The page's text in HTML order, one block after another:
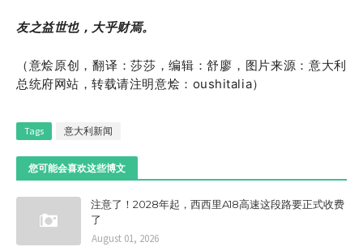
友之益世也，大乎财焉。
（意烩原创，翻译：莎莎，编辑：舒廖， 图片来源：意大利
总统府网站，转载请注明意烩：oushitalia）
Tags 意大利新闻
您可能会喜欢这些博文
注意了！2028年起，西西里A18高速这段路要正式收费
了
August 01, 2026